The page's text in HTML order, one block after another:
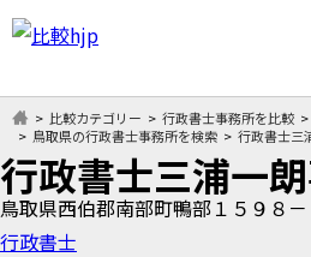
比較カテゴリー 行政書士事務所を比較
鳥取県の行政書士事務所を検索
行政書士三
行政書士三浦一
鳥取県西伯郡南部町鴨部１５９８－
行政書士